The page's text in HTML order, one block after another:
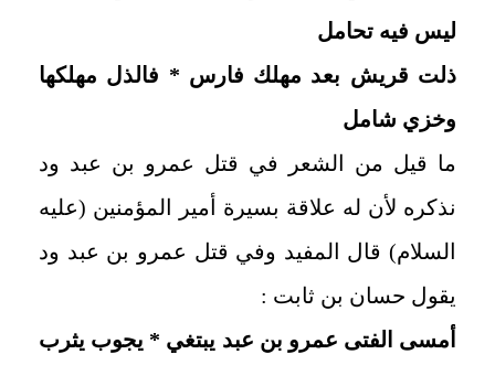
ليس فيه تحامل
ذلت قريش بعد مهلك فارس * فالذل مهلكها
وخزي شامل
ما قيل من الشعر في قتل عمرو بن عبد ود
نذكره لأن له علاقة بسيرة أمير المؤمنين (عليه
السلام) قال المفيد وفي قتل عمرو بن عبد ود
يقول حسان بن ثابت :
أمسى الفتى عمرو بن عبد يبتغي * يجوب يثرب